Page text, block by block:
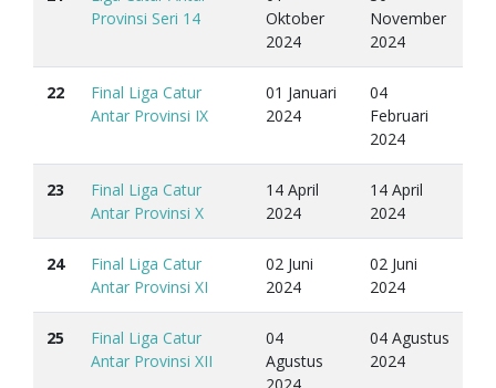
Provinsi Seri 14
Oktober
2024
November
2024
22
Final Liga Catur
Antar Provinsi IX
01 Januari
2024
04
Februari
2024
23
Final Liga Catur
Antar Provinsi X
14 April
2024
14 April
2024
24
Final Liga Catur
Antar Provinsi XI
02 Juni
2024
02 Juni
2024
25
Final Liga Catur
Antar Provinsi XII
04
Agustus
04 Agustus
2024